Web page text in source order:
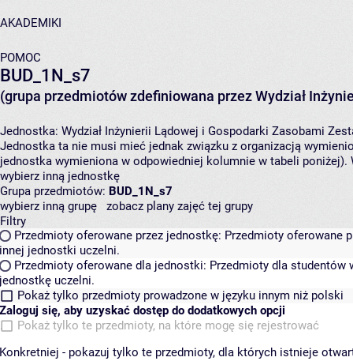
AKADEMIKI
POMOC
BUD_1N_s7
(grupa przedmiotów zdefiniowana przez Wydział
Jednostka: Wydział Inżynierii Lądowej i Gospodarki Zasobami
Jednostka ta nie musi mieć jednak związku z organizacją
jednostka wymieniona w odpowiedniej kolumnie w tabeli
wybierz inną jednostkę
Grupa przedmiotów: BUD_1N_s7
wybierz inną grupę
zobacz plany zajęć tej grupy
Filtry
Przedmioty oferowane przez jednostkę: Przedmioty oferowane
innej jednostki uczelni.
Przedmioty oferowane dla jednostki: Przedmioty dla studentów
jednostkę uczelni.
Pokaż tylko przedmioty prowadzone w języku innym niż polski
Zaloguj się, aby uzyskać dostęp do dodatkowych opcji
Pokaż tylko te przedmioty, na które mogę się rejestrować
Konkretniej - pokazuj tylko te przedmioty, dla których istnieje